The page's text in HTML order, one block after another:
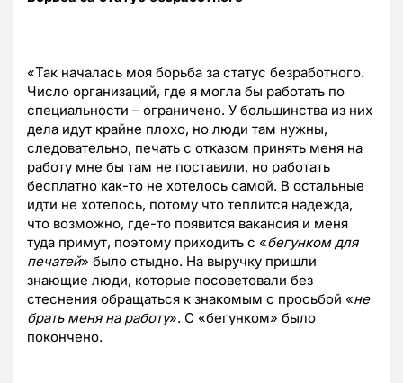
«Так началась моя борьба за статус безработного.
Число организаций, где я могла бы работать по
специальности – ограничено. У большинства из них
дела идут крайне плохо, но люди там нужны,
следовательно, печать с отказом принять меня на
работу мне бы там не поставили, но работать
бесплатно как-то не хотелось самой. В остальные
идти не хотелось, потому что теплится надежда,
что возможно, где-то появится вакансия и меня
туда примут, поэтому приходить с «бегунком для
печатей» было стыдно. На выручку пришли
знающие люди, которые посоветовали без
стеснения обращаться к знакомым с просьбой «не
брать меня на работу». С «бегунком» было
покончено.